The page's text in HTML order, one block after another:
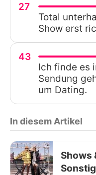
27
Total
Show erst
43
Ich finde es
Sendung
um Dating.
In diesem Artikel
Shows